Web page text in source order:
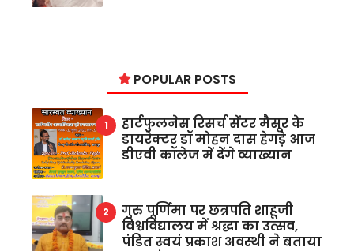
POPULAR POSTS
हार्टफुलनेस रिसर्च सेंटर मैसूर के
डायरेक्टर डॉ मोहन दास हेगड़े आज
डीएवी कॉलेज में देंगे व्याख्यान
गुरु पूर्णिमा पर छत्रपति शाहूजी
विश्वविद्यालय में श्रद्धा का उत्सव,
पंडित स्वयं प्रकाश अवस्थी ने बताया